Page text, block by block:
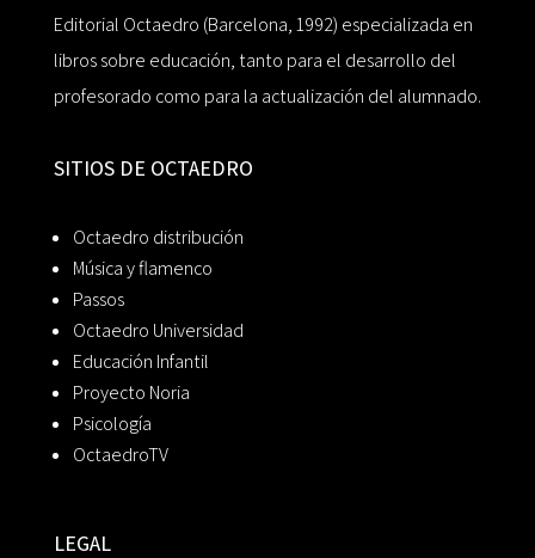
Editorial Octaedro (Barcelona, 1992) especializada en
libros sobre educación, tanto para el desarrollo del
profesorado como para la actualización del alumnado.
SITIOS DE OCTAEDRO
Octaedro distribución
Música y flamenco
Passos
Octaedro Universidad
Educación Infantil
Proyecto Noria
Psicología
OctaedroTV
LEGAL